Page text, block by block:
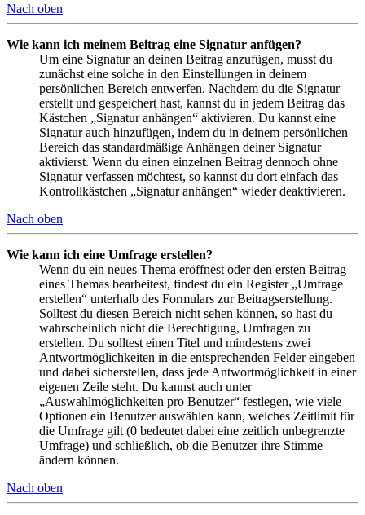
Nach oben
Wie kann ich meinem Beitrag eine Signatur anfügen?
Um eine Signatur an deinen Beitrag anzufügen, musst du
zunächst eine solche in den Einstellungen in deinem
persönlichen Bereich entwerfen. Nachdem du die Signatur
erstellt und gespeichert hast, kannst du in jedem Beitrag das
Kästchen „Signatur anhängen“ aktivieren. Du kannst eine
Signatur auch hinzufügen, indem du in deinem persönlichen
Bereich das standardmäßige Anhängen deiner Signatur
aktivierst. Wenn du einen einzelnen Beitrag dennoch ohne
Signatur verfassen möchtest, so kannst du dort einfach das
Kontrollkästchen „Signatur anhängen“ wieder deaktivieren.
Nach oben
Wie kann ich eine Umfrage erstellen?
Wenn du ein neues Thema eröffnest oder den ersten Beitrag
eines Themas bearbeitest, findest du ein Register „Umfrage
erstellen“ unterhalb des Formulars zur Beitragserstellung.
Solltest du diesen Bereich nicht sehen können, so hast du
wahrscheinlich nicht die Berechtigung, Umfragen zu
erstellen. Du solltest einen Titel und mindestens zwei
Antwortmöglichkeiten in die entsprechenden Felder eingeben
und dabei sicherstellen, dass jede Antwortmöglichkeit in einer
eigenen Zeile steht. Du kannst auch unter
„Auswahlmöglichkeiten pro Benutzer“ festlegen, wie viele
Optionen ein Benutzer auswählen kann, welches Zeitlimit für
die Umfrage gilt (0 bedeutet dabei eine zeitlich unbegrenzte
Umfrage) und schließlich, ob die Benutzer ihre Stimme
ändern können.
Nach oben